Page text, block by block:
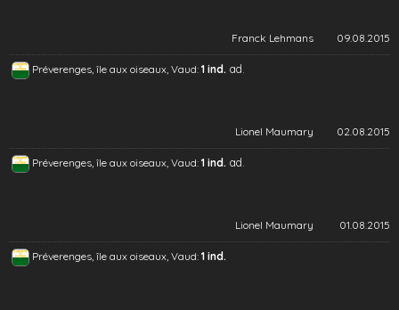
Franck Lehmans 09.08.2015
Préverenges, île aux oiseaux, Vaud: 1 ind. ad.
Lionel Maumary 02.08.2015
Préverenges, île aux oiseaux, Vaud: 1 ind. ad.
Lionel Maumary 01.08.2015
Préverenges, île aux oiseaux, Vaud: 1 ind.